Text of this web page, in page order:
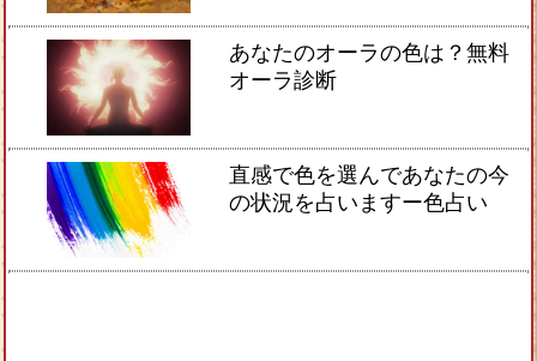
あなたのオーラの色は？無料
オーラ診断
直感で色を選んであなたの今
の状況を占いますー色占い